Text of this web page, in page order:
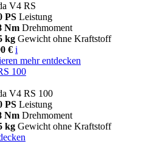
V4 RS
PS Leistung
Nm Drehmoment
kg Gewicht ohne Kraftstoff
€ i
mehr entdecken
100
V4 RS 100
PS Leistung
Nm Drehmoment
kg Gewicht ohne Kraftstoff